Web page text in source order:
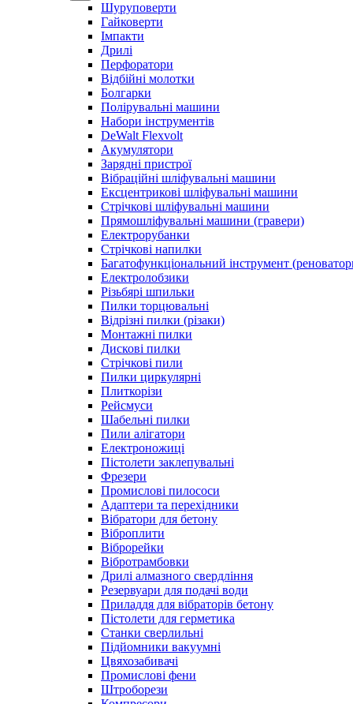
Шуруповерти
Гайковерти
Імпакти
Дрилі
Перфоратори
Відбійні молотки
Болгарки
Полірувальні машини
Набори інструментів
DeWalt Flexvolt
Акумулятори
Зарядні пристрої
Вібраційні шліфувальні машини
Ексцентрикові шліфувальні машини
Стрічкові шліфувальні машини
Прямошліфувальні машини (гравери)
Електрорубанки
Стрічкові напилки
Багатофункціональний інструмент
Електролобзики
Різьбярі шпильки
Пилки торцювальні
Відрізні пилки (різаки)
Монтажні пилки
Дискові пилки
Стрічкові пили
Пилки циркулярні
Плиткорізи
Рейсмуси
Шабельні пилки
Пили алігатори
Електроножиці
Пістолети заклепувальні
Фрезери
Промислові пилососи
Адаптери та перехідники
Вібратори для бетону
Віброплити
Віброрейки
Вібротрамбовки
Дрилі алмазного свердління
Резервуари для подачі води
Приладдя для вібраторів бетону
Пістолети для герметика
Станки сверлильні
Підйомники вакуумні
Цвяхозабивачі
Промислові фени
Штроборези